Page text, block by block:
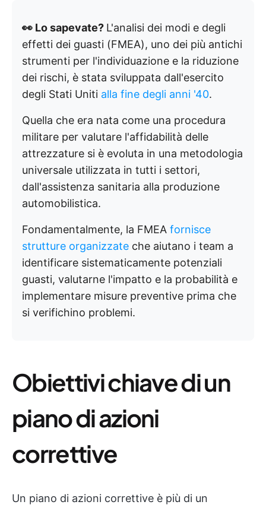
👀 Lo sapevate? L'analisi dei modi e degli
effetti dei guasti (FMEA), uno dei più antichi
strumenti per l'individuazione e la riduzione
dei rischi, è stata sviluppata dall'esercito
degli Stati Uniti alla fine degli anni '40.
Quella che era nata come una procedura
militare per valutare l'affidabilità delle
attrezzature si è evoluta in una metodologia
universale utilizzata in tutti i settori,
dall'assistenza sanitaria alla produzione
automobilistica.
Fondamentalmente, la FMEA fornisce
strutture organizzate che aiutano i team a
identificare sistematicamente potenziali
guasti, valutarne l'impatto e la probabilità e
implementare misure preventive prima che
si verifichino problemi.
Obiettivi chiave di un
piano di azioni
correttive
Un piano di azioni correttive è più di un